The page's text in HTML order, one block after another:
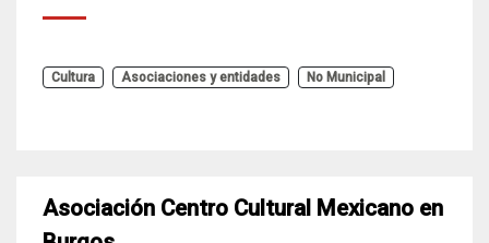
Cultura Asociaciones y entidades No Municipal
Asociación Centro Cultural Mexicano en